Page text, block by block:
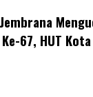
67, HUT